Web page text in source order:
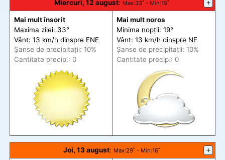
Miercuri, 12 august: Max:33˚ - Min:19˚ +
Mai mult însorit
Maxima zilei: 33°
Vânt: 13 km/h dinspre ENE
Șanse de precipitații: 10%
Cantitate precip.: 0
Mai mult noros
Minima nopții: 19°
Vânt: 13 km/h dinspre NE
Șanse de precipitații: 10%
Cantitate precip.: 0
Joi, 13 august: Max:29˚ - Min:16˚ +